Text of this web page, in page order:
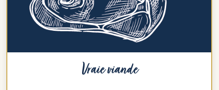
Vraie viande